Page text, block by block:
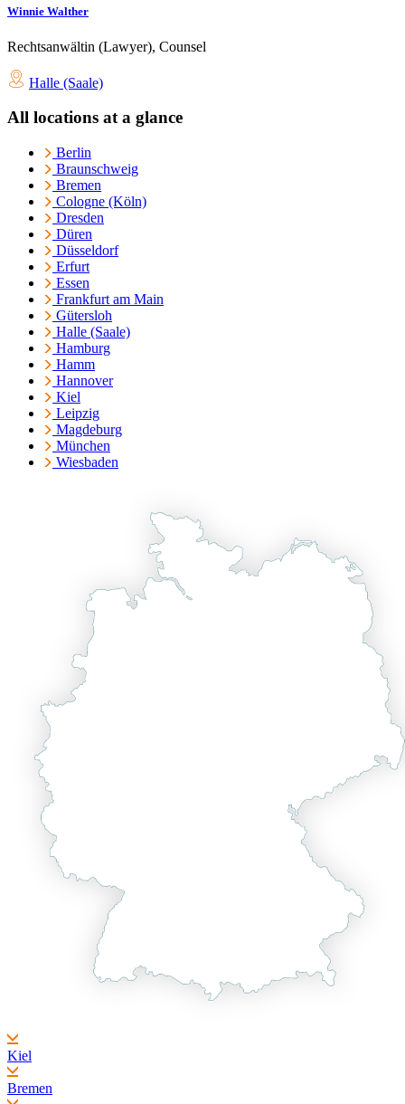
Winnie Walther
Rechtsanwältin (Lawyer), Counsel
Halle (Saale)
All locations at a glance
Berlin
Braunschweig
Bremen
Cologne (Köln)
Dresden
Düren
Düsseldorf
Erfurt
Essen
Frankfurt am Main
Gütersloh
Halle (Saale)
Hamburg
Hamm
Hannover
Kiel
Leipzig
Magdeburg
München
Wiesbaden
Kiel
Bremen